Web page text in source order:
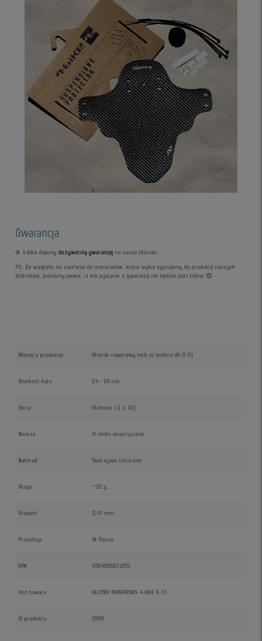
Gwarancja
W 4-bike dajemydożywotnią gwarancję na nasze błotniki.
PS. Ze względu na zaufanie do materiałów, które wykorzystujemy do produkcji naszych
błotników, jesteśmy pewni, iż korzystanie z gwarancji nie będzie potrzebne 😊
Więcej o produkcie Błotnik rowerowy mtb xc enduro dh G-31
Wielkość koła 24 - 29 cali
Seria Glamour (1 z 10)
Montaż Przedni amortyzator
Materiał Tworzywo sztuczne
Waga ~20 g
Grubość 0,47 mm
Produkcja W Polsce
EAN 5904905831293
Kod towaru BŁOTNIK ROWEROWY 4-BIKE G-31
ID produktu 2893